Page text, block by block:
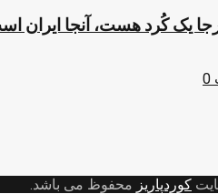
یک کُرد هست، آنجا ایران
0
کوردپاریز محفوظ می باشد.